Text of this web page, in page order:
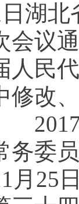
日湖
会
人民
修改
务委
25日